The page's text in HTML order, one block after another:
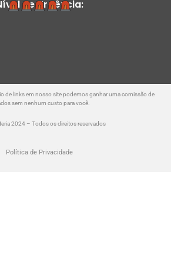
de Urgência:
de links em nosso site podemos ganhar uma comissão de
sem nenhum custo para você.
2024 – Todos os direitos reservados
Política de Privacidade